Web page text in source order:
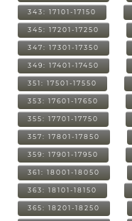
343: 17101-17150
345: 17201-17250
347: 17301-17350
349: 17401-17450
351: 17501-17550
353: 17601-17650
355: 17701-17750
357: 17801-17850
359: 17901-17950
361: 18001-18050
363: 18101-18150
365: 18201-18250